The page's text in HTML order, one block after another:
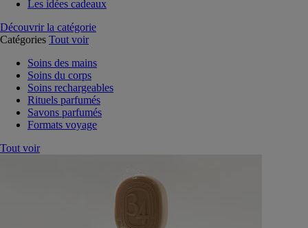
Les idées cadeaux
Découvrir la catégorie
Catégories Tout voir
Soins des mains
Soins du corps
Soins rechargeables
Rituels parfumés
Savons parfumés
Formats voyage
Tout voir